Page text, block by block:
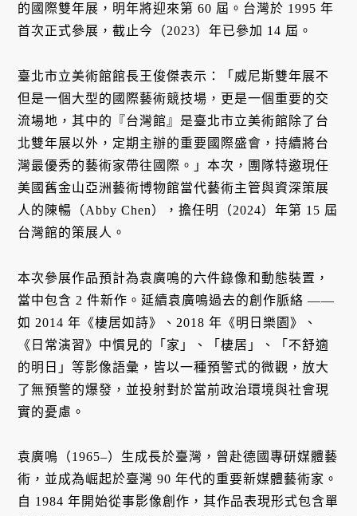
的國際雙年展，明年將迎來第 60 屆。台灣於 1995 年
首次正式參展，截止今（2023）年已參加 14 屆。
臺北市立美術館館長王俊傑表示：「威尼斯雙年展不
但是一個大型的國際藝術競技場，更是一個重要的交
流場地，其中的『台灣館』是臺北市立美術館除了台
北雙年展以外，定期主辦的重要國際盛會，持續將台
灣最優秀的藝術家帶往國際。」本次，團隊特邀現任
美國舊金山亞洲藝術博物館當代藝術主管與資深策展
人的陳暢（Abby Chen），擔任明（2024）年第 15 屆
台灣館的策展人。
本次參展作品預計為袁廣鳴的六件錄像和動態裝置，
當中包含 2 件新作。延續袁廣鳴過去的創作脈絡 ——
如 2014 年《棲居如詩》、2018 年《明日樂園》、
《日常演習》中慣見的「家」、「棲居」、「不舒適
的明日」等影像語彙，皆以一種預警式的微觀，放大
了無預警的爆發，並投射對於當前政治環境與社會現
實的憂慮。
袁廣鳴（1965–）生成長於臺灣，曾赴德國專研媒體藝
術，並成為崛起於臺灣 90 年代的重要新媒體藝術家。
自 1984 年開始從事影像創作，其作品表現形式包含單